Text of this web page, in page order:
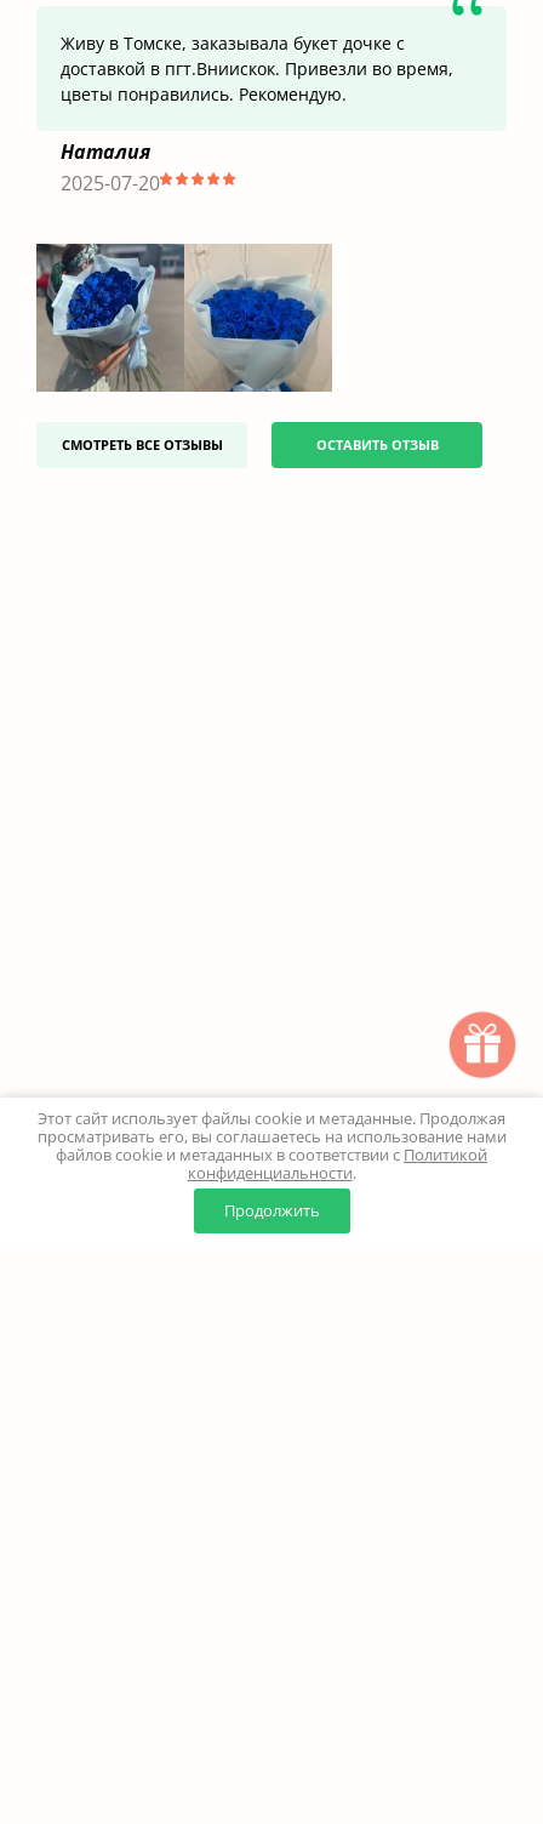
Живу в Томске, заказывала букет дочке с
доставкой в пгт.Вниискок. Привезли во время,
цветы понравились. Рекомендую.
Наталия
2025-07-20
СМОТРЕТЬ ВСЕ ОТЗЫВЫ ОСТАВИТЬ ОТЗЫВ
0
Корзина
Этот сайт использует файлы cookie и метаданные. Продолжая
просматривать его, вы соглашаетесь на использование нами
файлов cookie и метаданных в соответствии с Политикой
конфиденциальности.
Продолжить